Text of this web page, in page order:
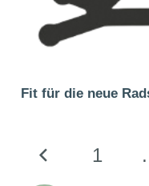
Fit für die neue
1